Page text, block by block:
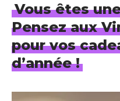
Vous êtes
Pensez aux
pour vos
d’année !